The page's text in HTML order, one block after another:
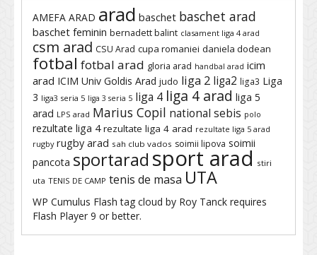
AMEFA ARAD arad baschet baschet arad
baschet feminin bernadett balint clasament liga 4 arad
csm arad CSU Arad cupa romaniei daniela dodean
fotbal fotbal arad gloria arad handbal arad icim
arad ICIM Univ Goldis Arad judo liga 2 liga2 liga3 Liga
3 liga3 seria 5 liga 3 seria 5 liga 4 liga 4 arad liga 5
arad LPS arad Marius Copil national sebis polo
rezultate liga 4 rezultate liga 4 arad rezultate liga 5 arad
rugby rugby arad sah club vados soimii lipova soimii
pancota sportarad sport arad stiri
uta TENIS DE CAMP tenis de masa UTA
WP Cumulus Flash tag cloud by Roy Tanck requires
Flash Player 9 or better.